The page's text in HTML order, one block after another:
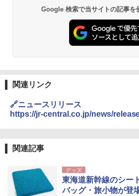
026リニューアル 急
コンパクト 保冷力
￥2,980
関の購入実績 登山
防災用品 長期保存
送
Google 検索で当サイトの記事を
関連リンク
🔗ニュースリリース
https://jr-central.co.jp/news/
関連記事
グッズ
東海道新幹線のシー
バッグ・旅小物が登